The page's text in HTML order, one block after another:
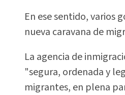
En ese sentido, varios
nueva caravana de
La agencia de
"segura, ordenada y
migrantes, en plena